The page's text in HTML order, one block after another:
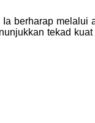
berharap
tekad